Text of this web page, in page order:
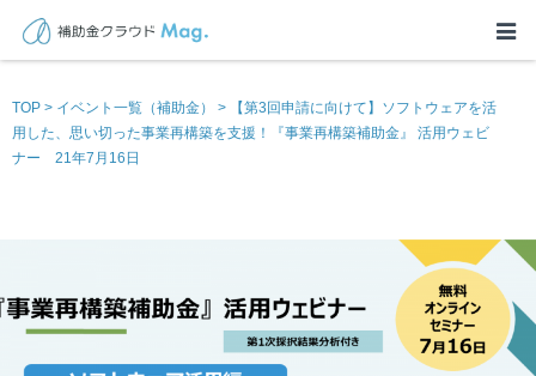
TOP > イベント一覧（補助金） >
【第3回申請に向けて】ソフトウェアを活
用した、思い切った事業再構築を支援！『事業再構築補助金』 活用ウェビ
ナー 21年7月16日